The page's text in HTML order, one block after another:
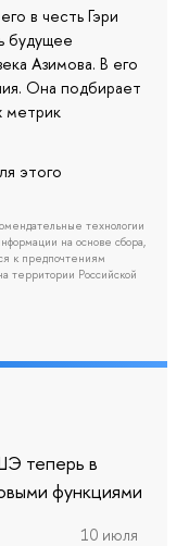
в честь Гэри
будущее
Азимова. В его
Она подбирает
метрик
этого
технологии
на основе сбора,
к предпочтениям
территории Российской
теперь в
функциями
10 июля